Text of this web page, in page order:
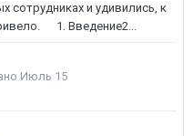
сотрудниках и удивились, к
1. Введение2...
Июль 15